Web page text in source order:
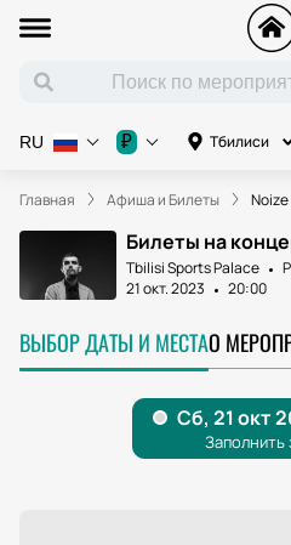
Тбилиси
RU ₽
Главная Афиша и Билеты Noize
Билеты на
Tbilisi Sports Palace
21 окт. 2023
20:00
ВЫБОР ДАТЫ И МЕСТАО